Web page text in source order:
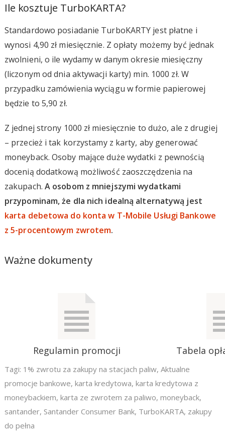
Ile kosztuje TurboKARTA?
Standardowo posiadanie TurboKARTY jest płatne i
wynosi 4,90 zł miesięcznie. Z opłaty możemy być jednak
zwolnieni, o ile wydamy w danym okresie miesięczny
(liczonym od dnia aktywacji karty) min. 1000 zł. W
przypadku zamówienia wyciągu w formie papierowej
będzie to 5,90 zł.
Z jednej strony 1000 zł miesięcznie to dużo, ale z drugiej
– przecież i tak korzystamy z karty, aby generować
moneyback. Osoby mające duże wydatki z pewnością
docenią dodatkową możliwość zaoszczędzenia na
zakupach. A osobom z mniejszymi wydatkami
przypominam, że dla nich idealną alternatywą jest
karta debetowa do konta w T-Mobile Usługi Bankowe
z 5-procentowym zwrotem.
Ważne dokumenty
Regulamin promocji Tabela
Tagi: 1% zwrotu za zakupy na stacjach paliw, Aktualne
promocje bankowe, karta kredytowa, karta kredytowa z
moneybackiem, karta ze zwrotem za paliwo, moneyback,
santander, Santander Consumer Bank, TurboKARTA, zakupy
do pełna